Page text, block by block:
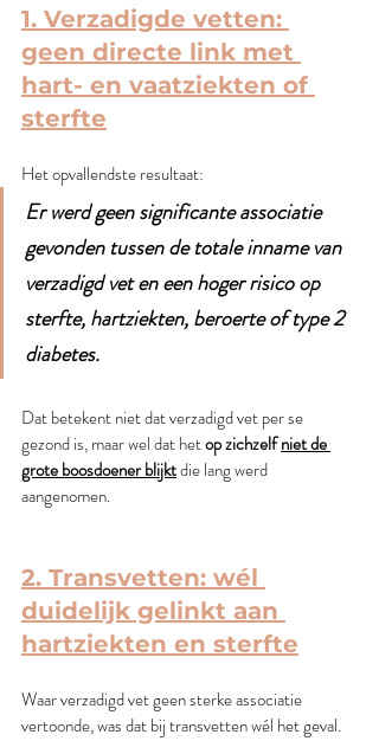
1. Verzadigde vetten:
geen directe link met
hart- en vaatziekten of
sterfte
Het opvallendste resultaat:
Er werd geen significante associatie
gevonden tussen de totale inname van
verzadigd vet en een hoger risico op
sterfte, hartziekten, beroerte of type 2
diabetes.
Dat betekent niet dat verzadigd vet per se
gezond is, maar wel dat het op zichzelf niet de
grote boosdoener blijkt die lang werd
aangenomen.
2. Transvetten: wél
duidelijk gelinkt aan
hartziekten en sterfte
Waar verzadigd vet geen sterke associatie
vertoonde, was dat bij transvetten wél het geval.